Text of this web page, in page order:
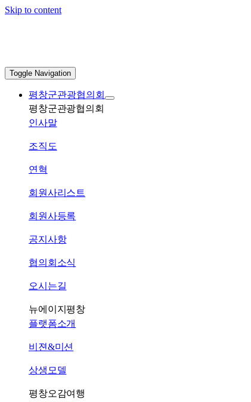
Skip to content
Toggle Navigation
평창군관광협의회
평창군관광협의회
인사말
조직도
연혁
회원사리스트
회원사등록
공지사항
협의회소식
오시는길
뉴에이지평창
플랫폼소개
비젼&미션
상생모델
평창오감여행